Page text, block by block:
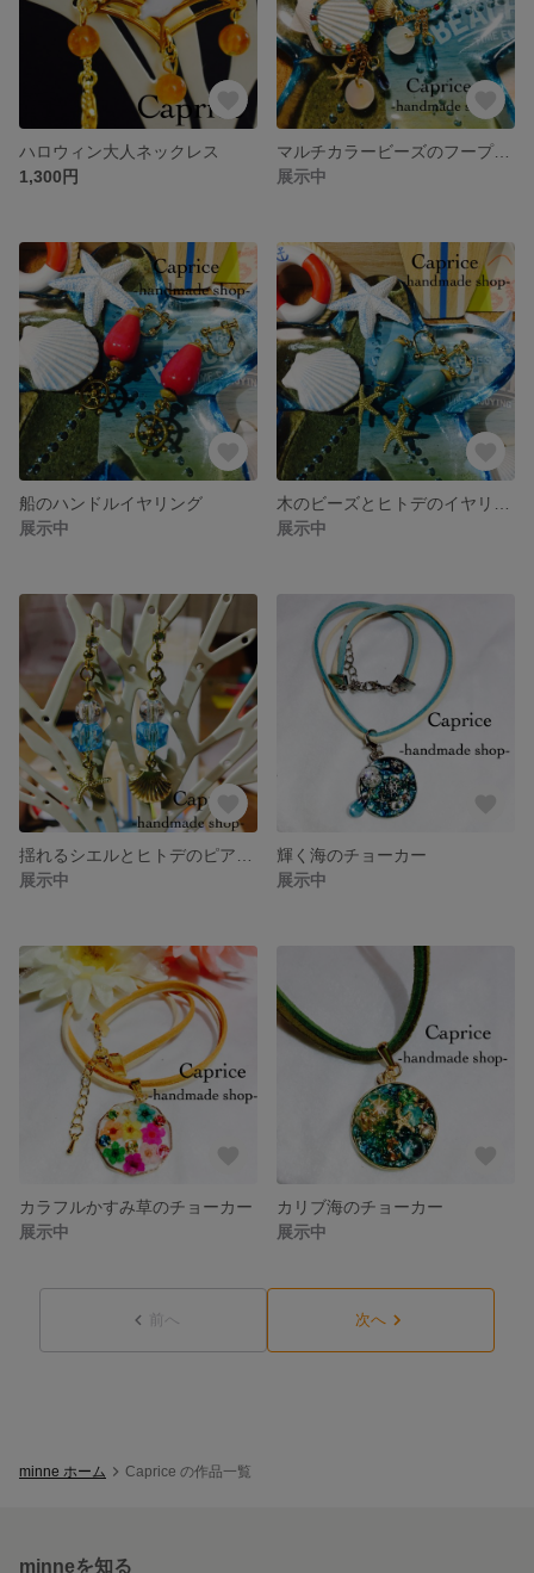
ハロウィン大人ネックレス
1,300円
マルチカラービーズのフープイヤリング
展示中
船のハンドルイヤリング
展示中
展示中
展示中
輝く海のチョーカー
展示中
カラフルかすみ草のチョーカー
展示中
カリブ海のチョーカー
展示中
前へ 次へ
minne ホーム Caprice の作品一覧
minneを知る